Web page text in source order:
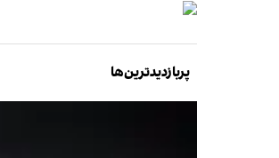
پربازدیدترین‌ها